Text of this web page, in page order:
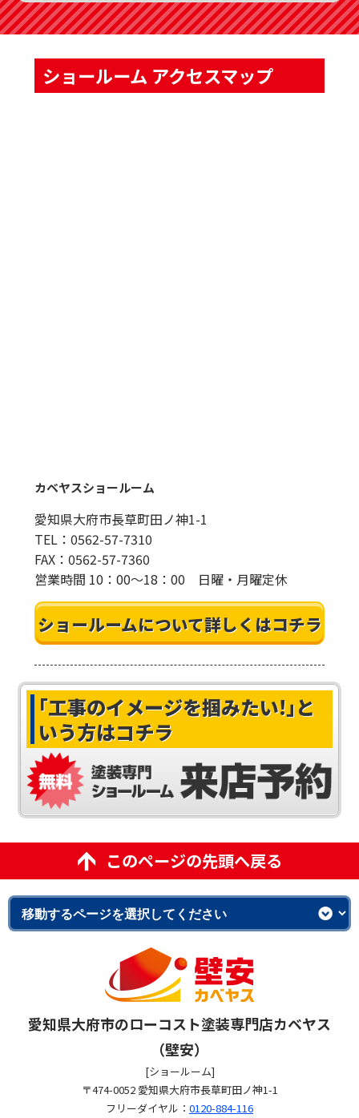
ショールーム アクセスマップ
カベヤスショールーム
愛知県大府市長草町田ノ神1-1
TEL：0562-57-7310
FAX：0562-57-7360
営業時間 10：00～18：00 日曜・月曜定休
ショールームについて詳しくはコチラ
｢工事のイメージを掴みたい!｣と
いう方はコチラ
このページの先頭へ戻る
愛知県大府市のローコスト塗装専門店カベヤス
（壁安）
[ショールーム]
〒474-0052 愛知県大府市長草町田ノ神1-1
フリーダイヤル： 0120-884-116